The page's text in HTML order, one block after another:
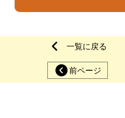
一覧に戻る
前ページ